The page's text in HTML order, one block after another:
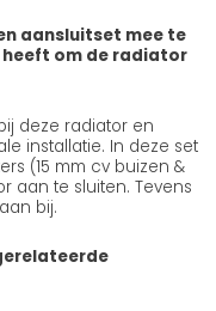
aansluitset mee te
om de radiator
deze radiator en
installatie. In deze set
(15 mm cv buizen &
aan te sluiten. Tevens
bij.